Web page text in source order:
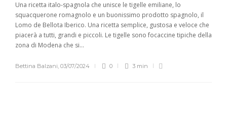
Una ricetta italo-spagnola che unisce le tigelle emiliane, lo
squacquerone romagnolo e un buonissimo prodotto spagnolo, il
Lomo de Bellota Iberico. Una ricetta semplice, gustosa e veloce che
piacerà a tutti, grandi e piccoli. Le tigelle sono focaccine tipiche della
zona di Modena che si...
Bettina Balzani, 03/07/2024 0 3 min